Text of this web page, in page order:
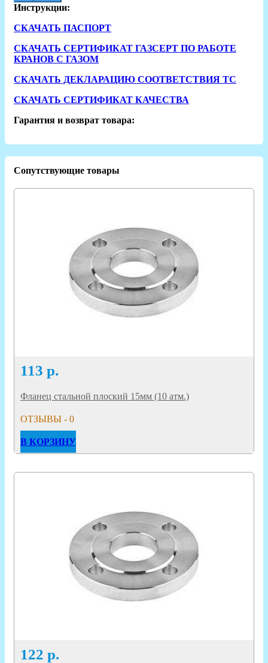
Инструкции:
СКАЧАТЬ ПАСПОРТ
СКАЧАТЬ СЕРТИФИКАТ ГАЗСЕРТ ПО РАБОТЕ
КРАНОВ С ГАЗОМ
СКАЧАТЬ ДЕКЛАРАЦИЮ СООТВЕТСТВИЯ ТС
СКАЧАТЬ СЕРТИФИКАТ КАЧЕСТВА
Гарантия и возврат товара:
Сопутствующие товары
113 р.
Фланец стальной плоский 15мм (10 атм.)
ОТЗЫВЫ - 0
В КОРЗИНУ
122 р.